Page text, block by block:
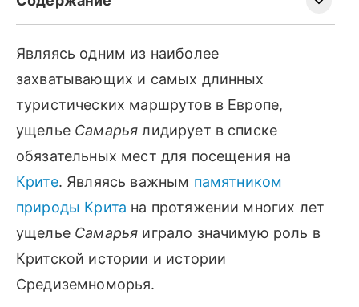
Пеший туризм в ущелье Самарья
Интересные места в Самарье
Как добраться до и из Самарийского ущелья
Вам понадобятся:
Являясь одним из наиболее
захватывающих и самых длинных
туристических маршрутов в Европе,
ущелье Самарья лидирует в списке
обязательных мест для посещения на
Крите. Являясь важным памятником
природы Крита на протяжении многих лет
ущелье Самарья играло значимую роль в
Критской истории и истории
Средиземноморья.